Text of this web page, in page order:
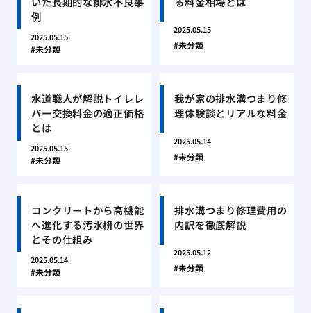
例
2025.05.15
未分類
2025.05.15
未分類
水道職人が解説トイレレ
バー交換料金の適正価格
とは
2025.05.15
未分類
我が家の排水溝つまり修
理体験談とリアルな料金
2025.05.14
未分類
コンクリートから高機能
へ進化する汚水枡の世界
とその仕組み
2025.05.14
未分類
排水溝つまり修理費用の
内訳を徹底解説
2025.05.12
未分類